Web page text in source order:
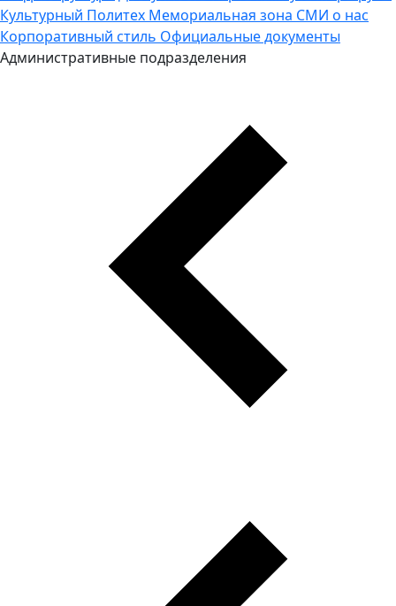
Культурный Политех Мемориальная зона СМИ о нас
Корпоративный стиль Официальные документы
Административные подразделения